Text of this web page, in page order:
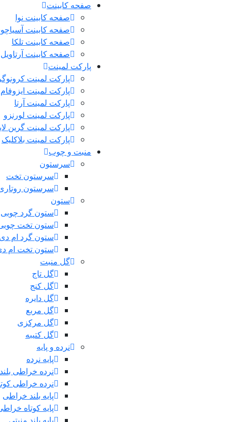
صفحه کابینت
صفحه کابینت نوا
صفحه کابینت
صفحه کابینت تلکا
صفحه کابینت آرتاویل
پارکت لمینت
پارکت لمینت
پارکت لمینت ایزوفام
پارکت لمینت آرتا
پارکت لمینت لورنزو
پارکت لمینت گرین
پارکت لمینت بلاکلیک
منبت و چوب
سرستون
سرستون تخت
سرستون
ستون
ستون گرد چوبی
ستون تخت
ستون گرد ام
ستون تخت ام
گل منبت
گل تاج
گل کنج
گل دایره
گل مربع
گل مرکزی
گل کتیبه
نرده و پایه
پایه نرده
نرده خراطی بلند
نرده خراطی
پایه بلند خراطی
پایه کوتاه